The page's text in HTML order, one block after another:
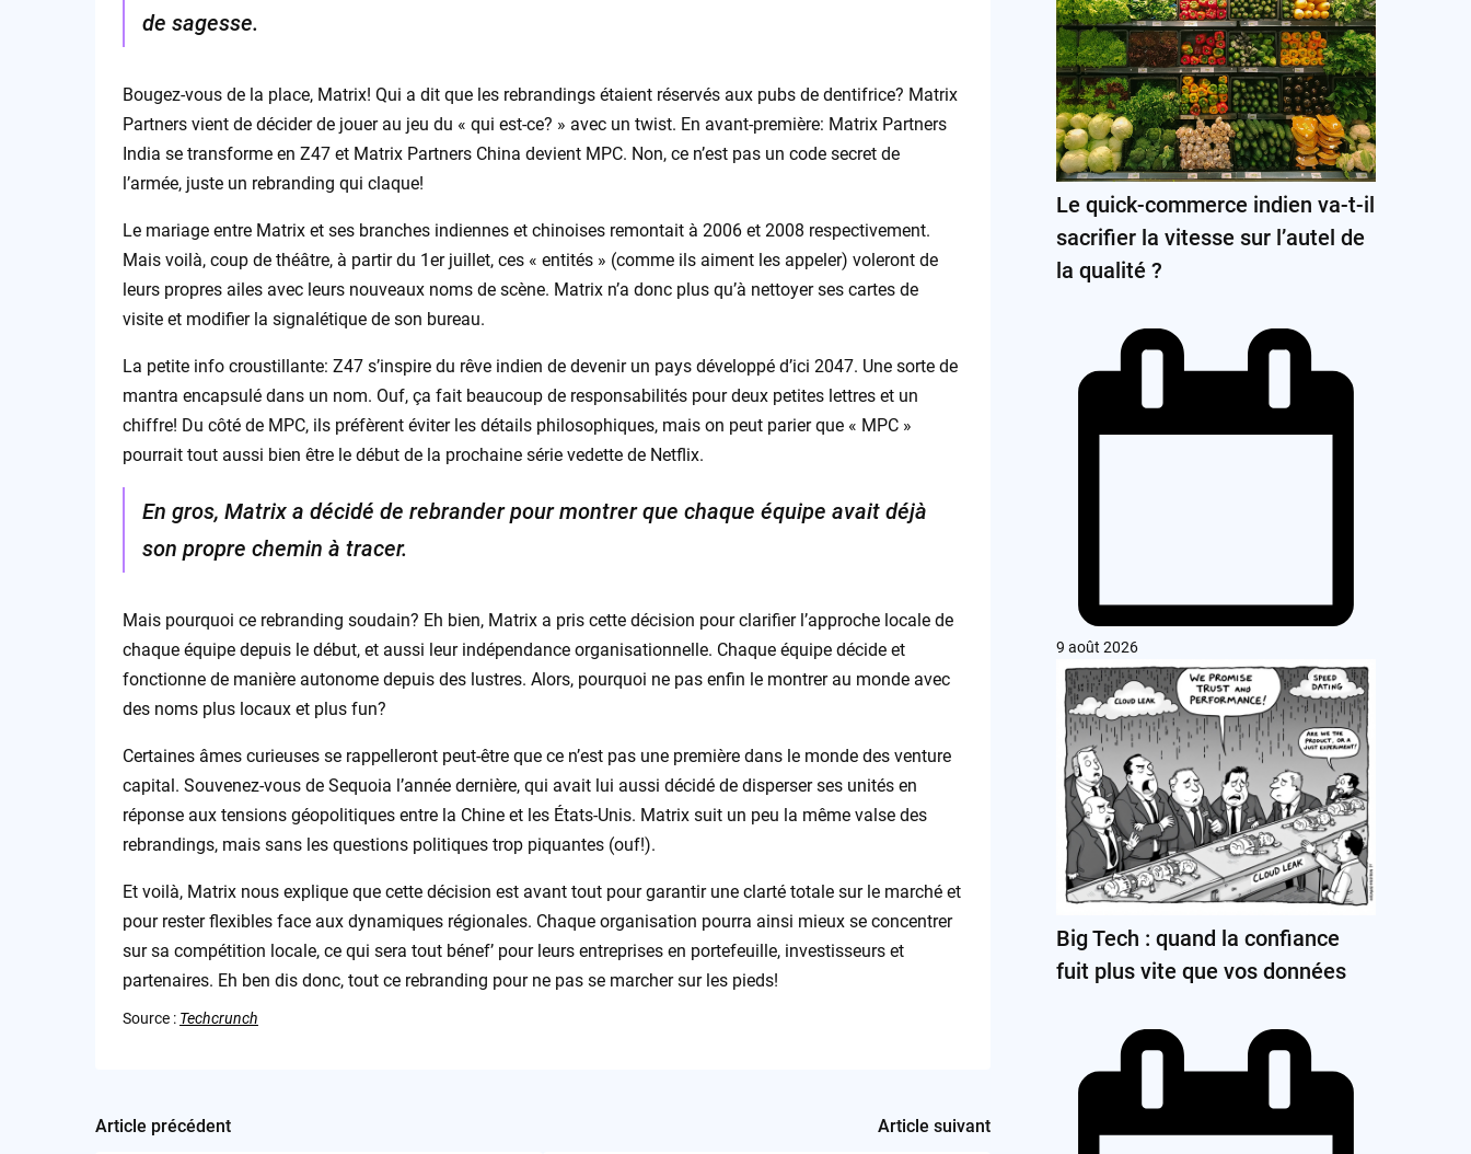
de sagesse.
Bougez-vous de la place, Matrix! Qui a dit que les rebrandings étaient réservés aux pubs de dentifrice? Matrix
Partners vient de décider de jouer au jeu du « qui est-ce? » avec un twist. En avant-première: Matrix Partners
India se transforme en Z47 et Matrix Partners China devient MPC. Non, ce n’est pas un code secret de
l’armée, juste un rebranding qui claque!
Le mariage entre Matrix et ses branches indiennes et chinoises remontait à 2006 et 2008 respectivement.
Mais voilà, coup de théâtre, à partir du 1er juillet, ces « entités » (comme ils aiment les appeler) voleront de
leurs propres ailes avec leurs nouveaux noms de scène. Matrix n’a donc plus qu’à nettoyer ses cartes de
visite et modifier la signalétique de son bureau.
La petite info croustillante: Z47 s’inspire du rêve indien de devenir un pays développé d’ici 2047. Une sorte de
mantra encapsulé dans un nom. Ouf, ça fait beaucoup de responsabilités pour deux petites lettres et un
chiffre! Du côté de MPC, ils préfèrent éviter les détails philosophiques, mais on peut parier que « MPC »
pourrait tout aussi bien être le début de la prochaine série vedette de Netflix.
En gros, Matrix a décidé de rebrander pour montrer que chaque équipe avait déjà
son propre chemin à tracer.
Mais pourquoi ce rebranding soudain? Eh bien, Matrix a pris cette décision pour clarifier l’approche locale de
chaque équipe depuis le début, et aussi leur indépendance organisationnelle. Chaque équipe décide et
fonctionne de manière autonome depuis des lustres. Alors, pourquoi ne pas enfin le montrer au monde avec
des noms plus locaux et plus fun?
Certaines âmes curieuses se rappelleront peut-être que ce n’est pas une première dans le monde des venture
capital. Souvenez-vous de Sequoia l’année dernière, qui avait lui aussi décidé de disperser ses unités en
réponse aux tensions géopolitiques entre la Chine et les États-Unis. Matrix suit un peu la même valse des
rebrandings, mais sans les questions politiques trop piquantes (ouf!).
Et voilà, Matrix nous explique que cette décision est avant tout pour garantir une clarté totale sur le marché et
pour rester flexibles face aux dynamiques régionales. Chaque organisation pourra ainsi mieux se concentrer
sur sa compétition locale, ce qui sera tout bénef’ pour leurs entreprises en portefeuille, investisseurs et
partenaires. Eh ben dis donc, tout ce rebranding pour ne pas se marcher sur les pieds!
Source : Techcrunch
Post
Article précédent Article suivant
Le quick-commerce indien va-t-il
sacrifier la vitesse sur l’autel de
la qualité ?
9 août 2026
Big Tech : quand la confiance
fuit plus vite que vos données